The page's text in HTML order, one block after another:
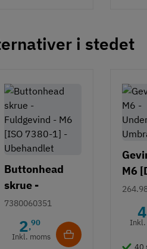
i stedet
Buttonhead
skrue -
Delgevind - M6
[ISO 7380-1] -
Ubehandlet/so
7380060351
2,90
Inkl. moms
M6
-
- 4
Inkl.
40